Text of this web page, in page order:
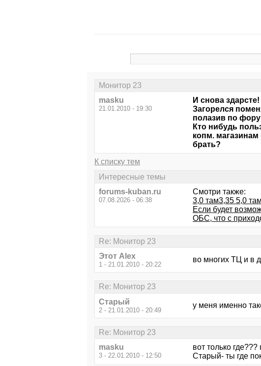
Монитор 23
masku
21.01.2010 - 19:30
И снова здарсте!
Загорелся
полазив по
Кто нибудь
копм. магазинам
брать?
К списку тем
Интересные темы
forums-kuban.ru
07.08.2026 - 06:38
Смотри также:
3,0 там3,35 5,0
Если будет
ОБС, что с
Re: Монитор 23
Этот Alex
1 - 21.01.2010 - 20:22
во многих ТЦ и в
Re: Монитор 23
Старый
2 - 21.01.2010 - 20:49
у меня именно
Re: Монитор 23
masku
3 - 22.01.2010 - 12:50
вот только
Старый- ты где